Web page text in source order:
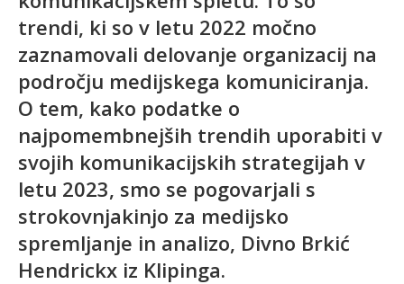
trendi, ki so v letu 2022 močno
zaznamovali delovanje organizacij na
področju medijskega komuniciranja.
O tem, kako podatke o
najpomembnejših trendih uporabiti v
svojih komunikacijskih strategijah v
letu 2023, smo se pogovarjali s
strokovnjakinjo za medijsko
spremljanje in analizo, Divno Brkić
Hendrickx iz Klipinga.